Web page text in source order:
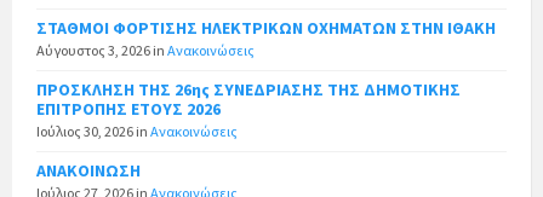
ΣΤΑΘΜΟΙ ΦΟΡΤΙΣΗΣ ΗΛΕΚΤΡΙΚΩΝ ΟΧΗΜΑΤΩΝ ΣΤΗΝ ΙΘΑΚΗ
Αύγουστος 3, 2026 in Ανακοινώσεις
ΠΡΟΣΚΛΗΣΗ ΤΗΣ 26ης ΣΥΝΕΔΡΙΑΣΗΣ ΤΗΣ ΔΗΜΟΤΙΚΗΣ
ΕΠΙΤΡΟΠΗΣ ΕΤΟΥΣ 2026
Ιούλιος 30, 2026 in Ανακοινώσεις
ΑΝΑΚΟΙΝΩΣΗ
Ιούλιος 27, 2026 in Ανακοινώσεις